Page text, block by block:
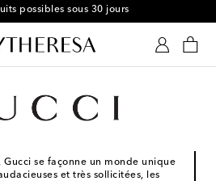
client français
Gucci se façonne un monde unique
et très sollicitées, les